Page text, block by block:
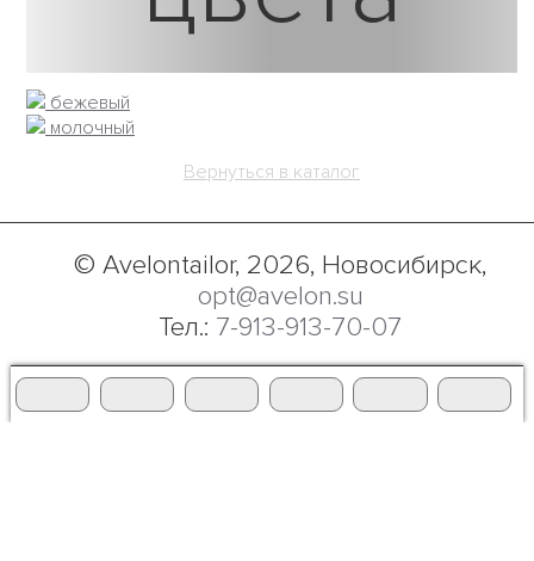
бежевый
молочный
Вернуться в каталог
© Avelontailor, 2026, Новосибирск,
opt@avelon.su
Тел.: 7-913-913-70-07
персональных данных (или данных вашей
компании), а также разрешаете нам
Яндекс.Метрики и Carrot Quest на условиях,
указанных в
персональных данных.